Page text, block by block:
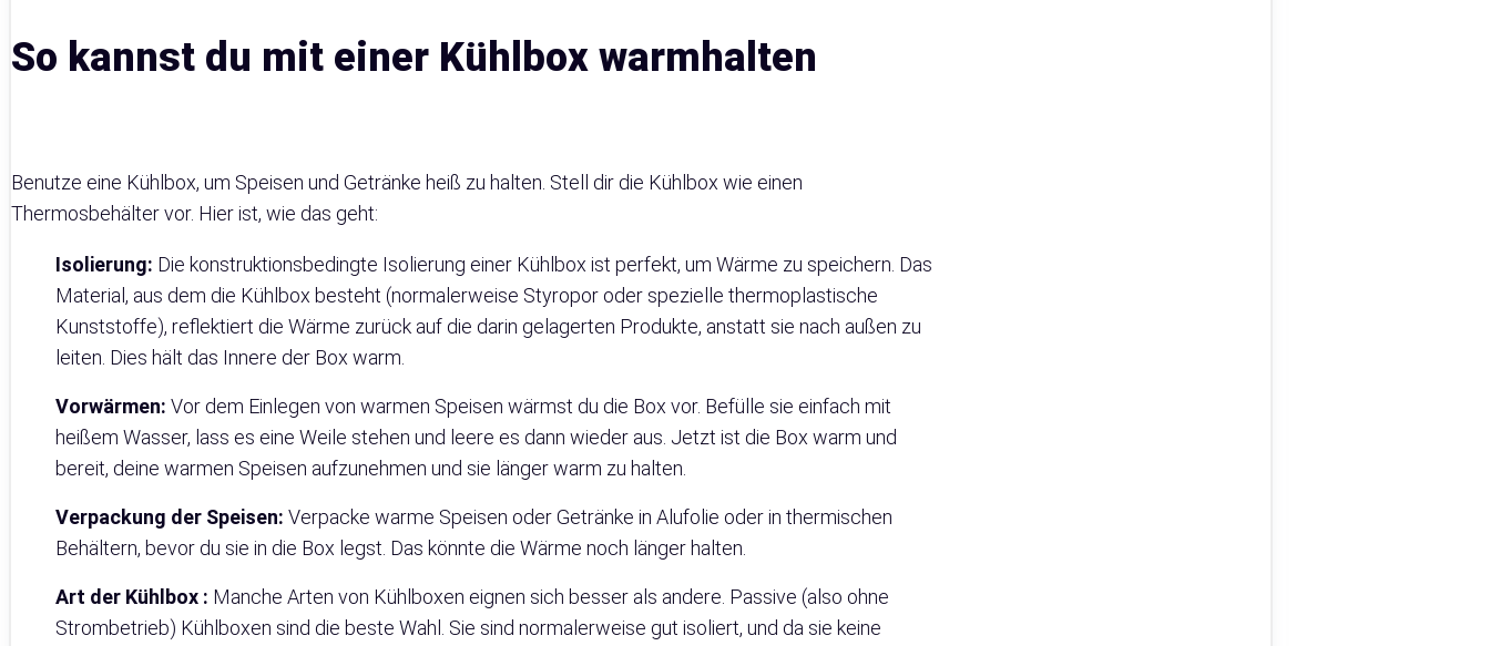
So kannst du mit einer Kühlbox warmhalten
Benutze eine Kühlbox, um Speisen und Getränke heiß zu halten. Stell dir die Kühlbox wie einen
Thermosbehälter vor. Hier ist, wie das geht:
Isolierung: Die konstruktionsbedingte Isolierung einer Kühlbox ist perfekt, um Wärme zu speichern. Das
Material, aus dem die Kühlbox besteht (normalerweise Styropor oder spezielle thermoplastische
Kunststoffe), reflektiert die Wärme zurück auf die darin gelagerten Produkte, anstatt sie nach außen zu
leiten. Dies hält das Innere der Box warm.
Vorwärmen: Vor dem Einlegen von warmen Speisen wärmst du die Box vor. Befülle sie einfach mit
heißem Wasser, lass es eine Weile stehen und leere es dann wieder aus. Jetzt ist die Box warm und
bereit, deine warmen Speisen aufzunehmen und sie länger warm zu halten.
Verpackung der Speisen: Verpacke warme Speisen oder Getränke in Alufolie oder in thermischen
Behältern, bevor du sie in die Box legst. Das könnte die Wärme noch länger halten.
Art der Kühlbox : Manche Arten von Kühlboxen eignen sich besser als andere. Passive (also ohne
Strombetrieb) Kühlboxen sind die beste Wahl. Sie sind normalerweise gut isoliert, und da sie keine